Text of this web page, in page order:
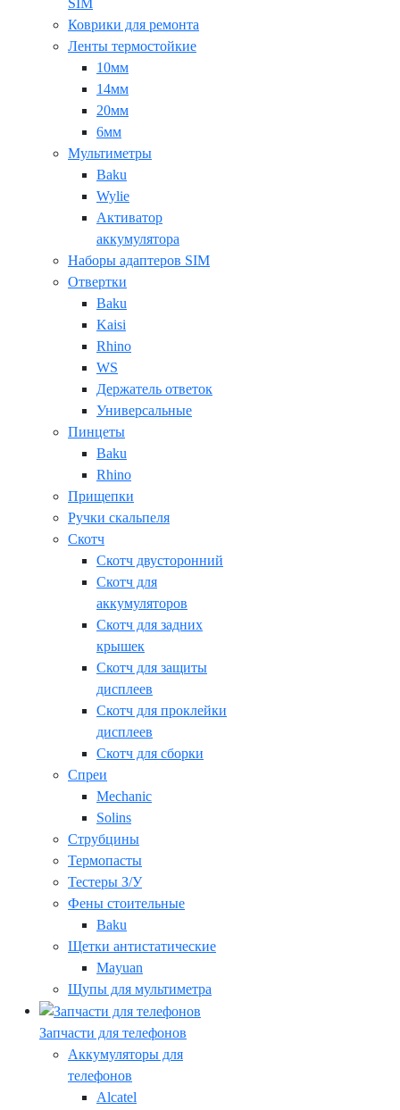
SIM
Коврики для ремонта
Ленты термостойкие
10мм
14мм
20мм
6мм
Мультиметры
Baku
Wylie
Активатор
аккумулятора
Наборы адаптеров SIM
Отвертки
Baku
Kaisi
Rhino
WS
Держатель ответок
Универсальные
Пинцеты
Baku
Rhino
Прищепки
Ручки скальпеля
Скотч
Скотч двусторонний
Скотч для
аккумуляторов
Скотч для задних
крышек
Скотч для защиты
дисплеев
Скотч для проклейки
дисплеев
Скотч для сборки
Спреи
Mechanic
Solins
Струбцины
Термопасты
Тестеры З/У
Фены стоительные
Baku
Щетки антистатические
Mayuan
Щупы для мультиметра
Запчасти для телефонов
Аккумуляторы для
телефонов
Alcatel